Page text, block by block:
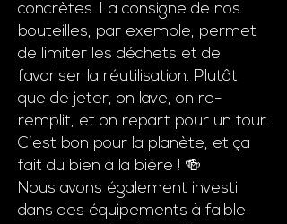
concrètes. La consigne de nos
bouteilles, par exemple, permet
de limiter les déchets et de
favoriser la réutilisation. Plutôt
que de jeter, on lave, on re-
remplit, et on repart pour un tour.
C’est bon pour la planète, et ça
fait du bien à la bière ! 🍻
Nous avons également investi
dans des équipements à faible